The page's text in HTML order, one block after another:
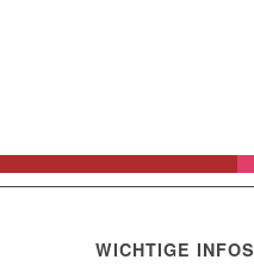
WICHTIGE INFOS